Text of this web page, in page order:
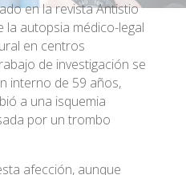
en la revista Antistio
la autopsia médico-legal
en centros
de investigación se
interno de 59 años,
a una isquemia
por un trombo
afección, aunque